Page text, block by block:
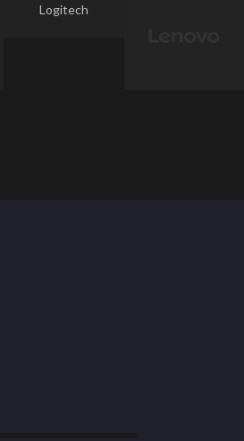
Logitech